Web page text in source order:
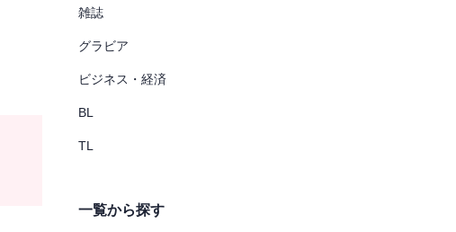
雑誌
グラビア
ビジネス・経済
BL
TL
一覧から探す